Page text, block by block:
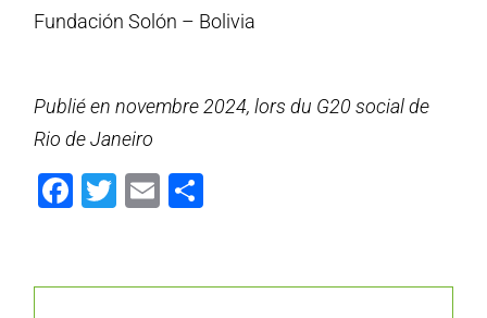
Fundación Solón – Bolivia
Publié en novembre 2024, lors du G20 social de
Rio de Janeiro
Facebook
Twitter
Email